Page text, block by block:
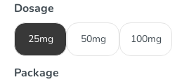
Dosage
25mg 50mg 100mg
Package